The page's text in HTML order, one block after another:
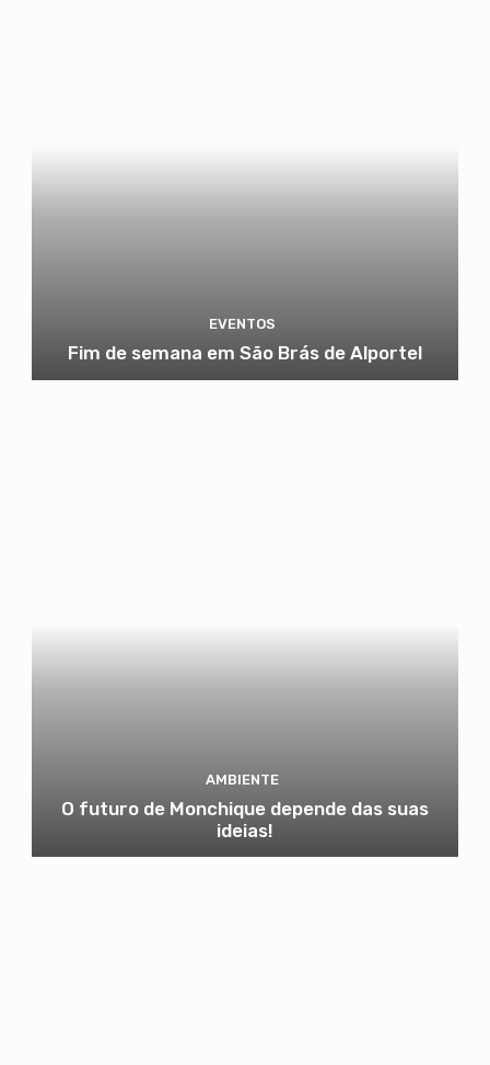
EVENTOS
Fim de semana em São Brás de Alportel
AMBIENTE
O futuro de Monchique depende das suas
ideias!